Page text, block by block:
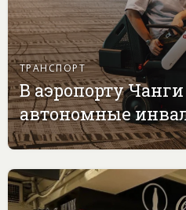
ТРАНСПОРТ
В аэропорту
автономные